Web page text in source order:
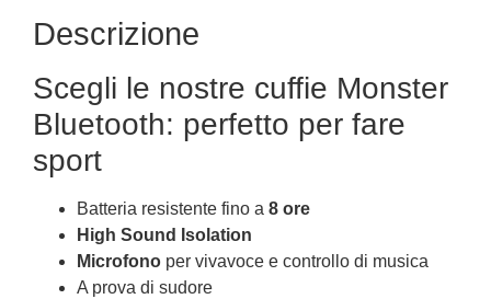
Descrizione
Scegli le nostre cuffie Monster
Bluetooth: perfetto per fare
sport
Batteria resistente fino a 8 ore
High Sound Isolation
Microfono per vivavoce e controllo di musica
A prova di sudore